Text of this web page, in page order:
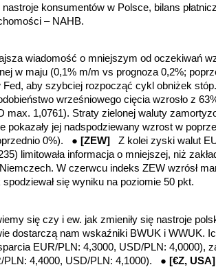
nastroje konsumentów w Polsce, bilans
– NAHB.
wiadomość o mniejszym od oczekiwań
w maju (0,1% m/m vs prognoza 0,2%;
Fed, aby szybciej rozpocząć cykl obniżek
wrześniowego cięcia wzrosło z
max. 1,0761). Straty zielonej waluty
pokazały jej nadspodziewany wzrost w
0%). ● [ZEW] Z kolei zyski walut
limitowała informacja o mniejszej, niż
W czerwcu indeks ZEW wzrósł
się wyniku na poziomie 50 pkt.
się czy i ew. jak zmieniły się nastroje
dostarczą nam wskaźniki BWUK i WWUK.
EUR/PLN: 4,3000, USD/PLN: 4,0000),
PLN: 4,4000, USD/PLN: 4,1000). ● [€Z, USA